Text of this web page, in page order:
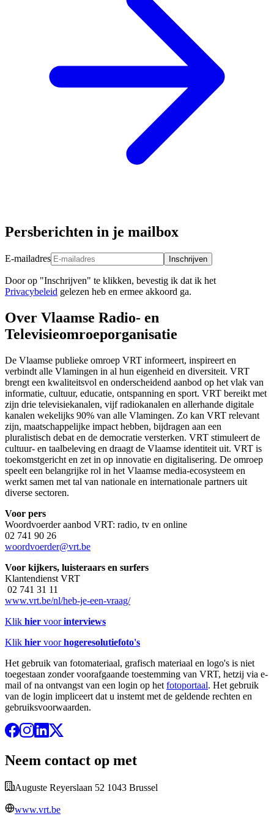
Persberichten in je mailbox
E-mailadres Inschrijven
Door op "Inschrijven" te klikken, bevestig ik dat ik het
Privacybeleid gelezen heb en ermee akkoord ga.
Over Vlaamse Radio- en
Televisieomroeporganisatie
De Vlaamse publieke omroep VRT informeert, inspireert en
verbindt alle Vlamingen in al hun eigenheid en diversiteit. VRT
brengt een kwaliteitsvol en onderscheidend aanbod op het vlak van
informatie, cultuur, educatie, ontspanning en sport. VRT bereikt met
zijn drie televisiekanalen, vijf radiokanalen en allerhande digitale
kanalen wekelijks 90% van alle Vlamingen. Zo kan VRT relevant
zijn, maatschappelijke impact hebben, bijdragen aan een
pluralistisch debat en de democratie versterken. VRT stimuleert de
cultuur- en taalbeleving en draagt de Vlaamse identiteit uit. VRT is
toekomstgericht en zet in op innovatie en digitalisering. De omroep
speelt een belangrijke rol in het Vlaamse media-ecosysteem en
werkt samen met tal van nationale en internationale partners uit
diverse sectoren.
Voor pers
Woordvoerder aanbod VRT: radio, tv en online
02 741 90 26
woordvoerder@vrt.be
Voor kijkers, luisteraars en surfers
Klantendienst VRT
02 741 31 11
www.vrt.be/nl/heb-je-een-vraag/
Klik hier voorinterviews
Klik hier voorhogeresolutiefoto's
Het gebruik van fotomateriaal, grafisch materiaal en logo's is niet
toegestaan zonder voorafgaande toestemming van VRT, hetzij via e-
mail of na ontvangst van een login op het fotoportaal. Het gebruik
van de login impliceert dat u instemt met de geldende rechten en
gebruiksvoorwaarden.
Neem contact op met
Auguste Reyerslaan 52 1043 Brussel
www.vrt.be